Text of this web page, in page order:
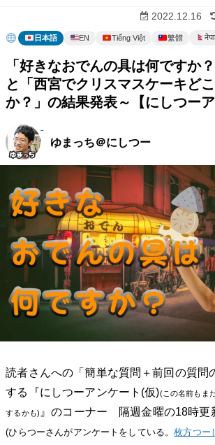
2022.12.16
日本語 EN Tiếng Việt 繁體
「好きなおでんの具は何ですか
と「西宮でクリスマスケーキど
か？」の結果発表～【にしつーア
ゆまっち＠にしつー
読者さんへの「簡単な質問＋前回の質問
する『にしつーアンケート(仮)(この名前もま
するかも) 』のコーナー 隔週金曜の18時更
(ひらつーさんがアンケートをしている。枚方つー